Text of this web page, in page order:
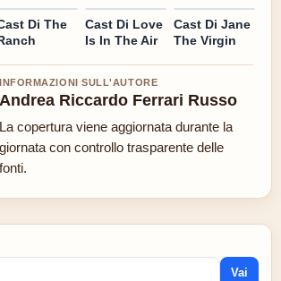
Di The
Cast Di Love
Is In The Air
Cast Di Jane
The Virgin
INFORMAZIONI SULL'AUTORE
Andrea Riccardo Ferrari Russo
La copertura viene aggiornata durante la
giornata con controllo trasparente delle
fonti.
Vai